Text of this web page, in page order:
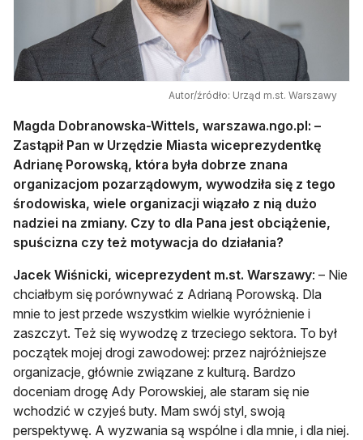
Autor/źródło: Urząd m.st. Warszawy
Magda Dobranowska-Wittels, warszawa.ngo.pl: –
Zastąpił Pan w Urzędzie Miasta wiceprezydentkę
Adrianę Porowską, która była dobrze znana
organizacjom pozarządowym, wywodziła się z tego
środowiska, wiele organizacji wiązało z nią dużo
nadziei na zmiany. Czy to dla Pana jest obciążenie,
spuścizna czy też motywacja do działania?
Jacek Wiśnicki, wiceprezydent m.st. Warszawy: – Nie
chciałbym się porównywać z Adrianą Porowską. Dla
mnie to jest przede wszystkim wielkie wyróżnienie i
zaszczyt. Też się wywodzę z trzeciego sektora. To był
początek mojej drogi zawodowej: przez najróżniejsze
organizacje, głównie związane z kulturą. Bardzo
doceniam drogę Ady Porowskiej, ale staram się nie
wchodzić w czyjeś buty. Mam swój styl, swoją
perspektywę. A wyzwania są wspólne i dla mnie, i dla niej.